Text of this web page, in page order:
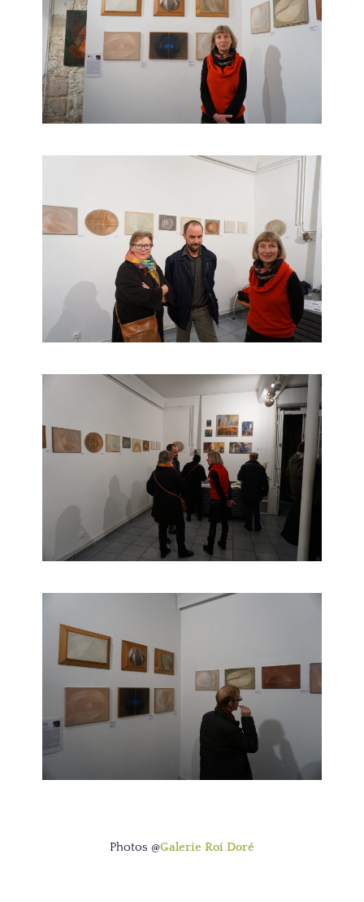
Photos @Galerie Roi Doré